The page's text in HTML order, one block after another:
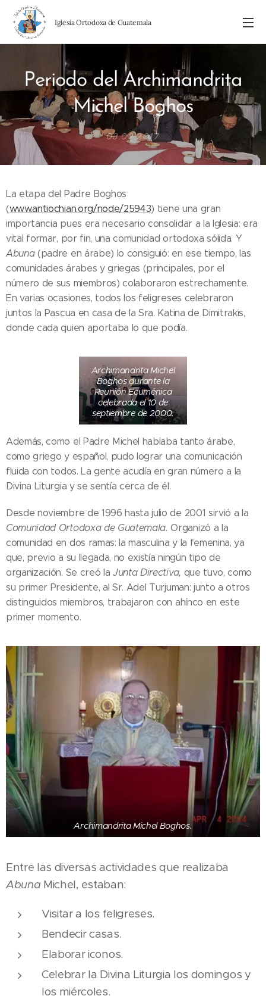
Iglesia Ortodoxa de Guatemala
Periodo del Archimandrita
Michel Boghos
03.02.2017
La etapa del Padre Boghos
(www.antiochian.org/node/25943) tiene una gran
importancia pues era necesario consolidar a la Iglesia: era
vital formar, por fin, una comunidad ortodoxa sólida. Y
Abuna(padre en árabe) lo consiguió: en ese tiempo, las
comunidades árabes y griegas (principales, por el
número de sus miembros) colaboraron estrechamente.
En varias ocasiones, todos los feligreses celebraron
juntos la Pascua en casa de la Sra. Katina de Dimitrakis,
donde cada quien aportaba lo que podía.
Archimandrita Michel
Boghos durante la
Reunión Ecuménica
celebrada el 10 de
septiembre de 2000.
Además, como el Padre Michel hablaba tanto árabe,
como griego y español, pudo lograr una comunicación
fluida con todos. La gente acudía en gran número a la
Divina Liturgia y se sentía cerca de él.
Desde noviembre de 1996 hasta julio de 2001 sirvió a la
Comunidad Ortodoxa de Guatemala. Organizó a la
comunidad en dos ramas: la masculina y la femenina, ya
que, previo a su llegada, no existía ningún tipo de
organización. Se creó la Junta Directiva, que tuvo, como
su primer Presidente, al Sr. Adel Turjuman: junto a otros
distinguidos miembros, trabajaron con ahínco en este
primer momento.
Archimandrita Michel Boghos.
Entre las diversas actividades que realizaba
AbunaMichel, estaban:
Visitar a los feligreses.
Bendecir casas.
Elaborar iconos.
Celebrar la Divina Liturgia los domingos y
los miércoles.